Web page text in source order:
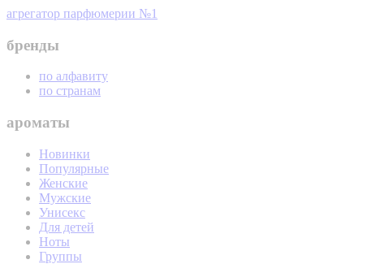
агрегатор парфюмерии №1
бренды
по алфавиту
по странам
ароматы
Новинки
Популярные
Женские
Мужские
Унисекс
Для детей
Ноты
Группы